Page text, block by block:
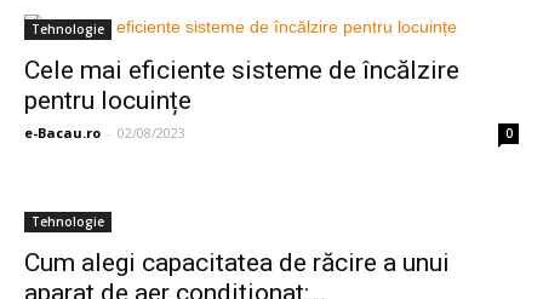
Tehnologie
Cele mai eficiente sisteme de încălzire
pentru locuințe
e-Bacau.ro - 02/08/2023 0
Tehnologie
Cum alegi capacitatea de răcire a unui
aparat de aer condiționat:...